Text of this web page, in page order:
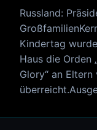
Russland:
Kindertag
Haus die Orden
Glory“ an